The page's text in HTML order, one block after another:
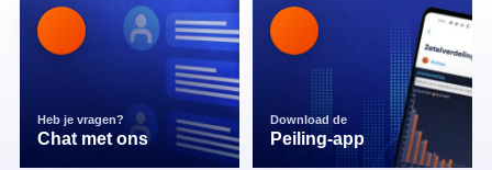
Heb je vragen?
Chat met ons
Download de
Peiling-app